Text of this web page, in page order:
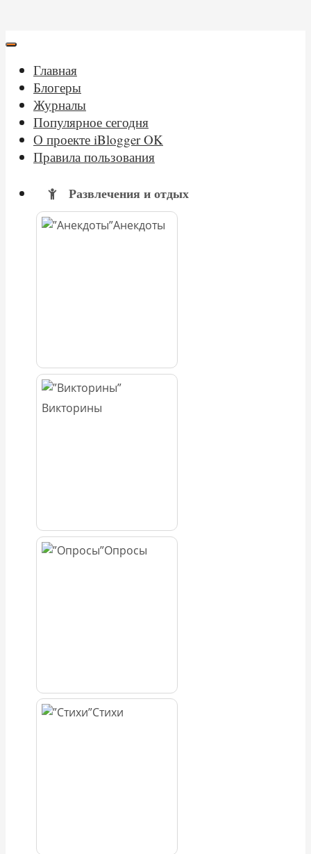
Главная
Блогеры
Журналы
Популярное сегодня
О проекте iBlogger OK
Правила пользования
Развлечения и отдых
Анекдоты
Викторины
Опросы
Стихи